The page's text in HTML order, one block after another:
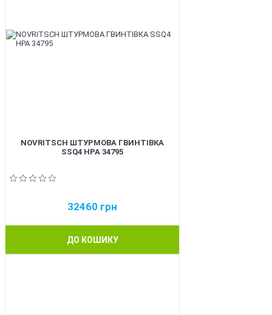
NOVRITSCH ШТУРМОВА ГВИНТІВКА
SSQ4 HPA 34795
32460 грн
ДО КОШИКУ